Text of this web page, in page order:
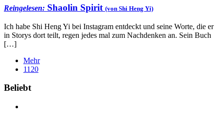
Reingelesen: Shaolin Spirit (von Shi Heng Yi)
Ich habe Shi Heng Yi bei Instagram entdeckt und seine Worte, die er
in Storys dort teilt, regen jedes mal zum Nachdenken an. Sein Buch
[…]
Mehr
1120
Widgets
Beliebt